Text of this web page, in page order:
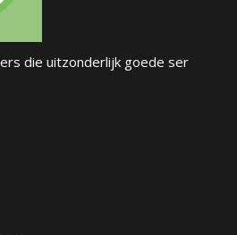
die uitzonderlijk goede ser